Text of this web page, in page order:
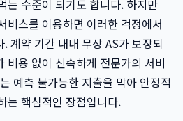
는 수준이 되기도 합니다. 하지만
비스를 이용하면 이러한 걱정에서
계약 기간 내내 무상 AS가 보장되
비용 없이 신속하게 전문가의 서비
예측 불가능한 지출을 막아 안정적
는 핵심적인 장점입니다.